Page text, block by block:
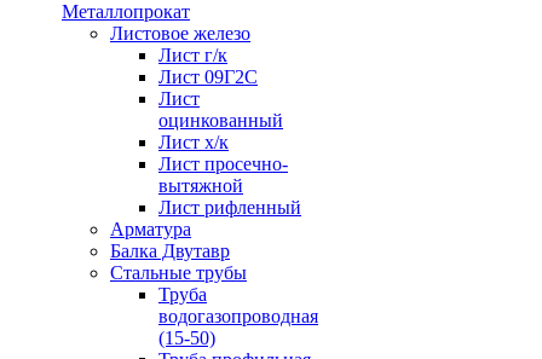
Металлопрокат
Листовое железо
Лист г/к
Лист 09Г2С
Лист
оцинкованный
Лист х/к
Лист просечно-
вытяжной
Лист рифленный
Арматура
Балка Двутавр
Стальные трубы
Труба
водогазопроводная
(15-50)